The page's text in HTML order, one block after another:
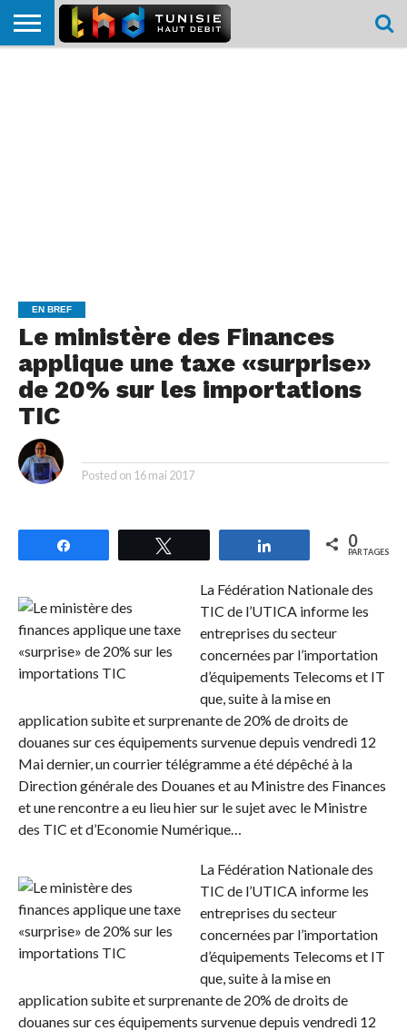
EN BREF
Le ministère des Finances
applique une taxe «surprise»
de 20% sur les importations
TIC
Posted on 16 mai 2017
Partagez 0
PARTAGES
La Fédération Nationale des
TIC de l’UTICA informe les
entreprises du secteur
concernées par l’importation
d’équipements Telecoms et IT
que, suite à la mise en
application subite et surprenante de 20% de droits de
douanes sur ces équipements survenue depuis vendredi 12
Mai dernier, un courrier télégramme a été dépêché à la
Direction générale des Douanes et au Ministre des Finances
et une rencontre a eu lieu hier sur le sujet avec le Ministre
des TIC et d’Economie Numérique…
La Fédération Nationale des
TIC de l’UTICA informe les
entreprises du secteur
concernées par l’importation
d’équipements Telecoms et IT
que, suite à la mise en
application subite et surprenante de 20% de droits de
douanes sur ces équipements survenue depuis vendredi 12